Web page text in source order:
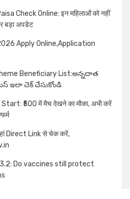
Check Online: इन महिलाओं को नहीं
बड़ा अपडेट
Apply Online,Application
Beneficiary List:అన్నదాత
ఇలా చెక్ చేసుకోండి
₹500 में मैच देखने का मौका, अभी करें
Direct Link से चेक करें,
Do vaccines still protect